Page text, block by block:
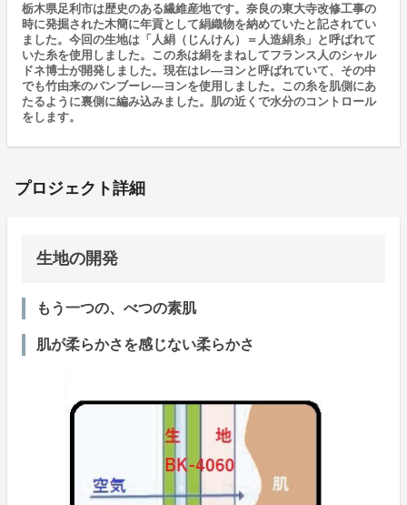
栃木県足利市は歴史のある繊維産地です。奈良の東大寺改修工事の
時に発掘された木簡に年貢として絹織物を納めていたと記されてい
ました。今回の生地は「人絹（じんけん）＝人造絹糸」と呼ばれて
いた糸を使用しました。この糸は絹をまねしてフランス人のシャル
ドネ博士が開発しました。現在はレ―ヨンと呼ばれていて、その中
でも竹由来のバンブーレ―ヨンを使用しました。この糸を肌側にあ
たるように裏側に編み込みました。肌の近くで水分のコントロール
をします。
プロジェクト詳細
生地の開発
もう一つの、べつの素肌
肌が柔らかさを感じない柔らかさ